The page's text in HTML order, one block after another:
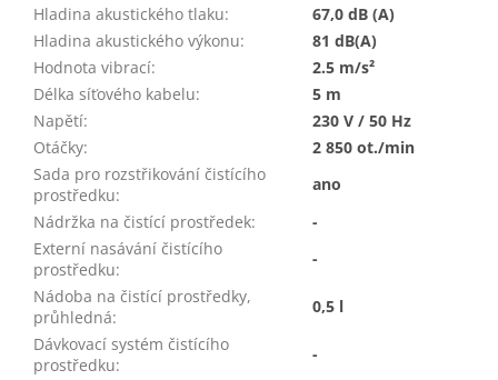
Hladina akustického tlaku:
67,0 dB (A)
Hladina akustického výkonu:
81 dB(A)
Hodnota vibrací:
2.5 m/s²
Délka síťového kabelu:
5 m
Napětí:
230 V / 50 Hz
Otáčky:
2 850 ot./min
Sada pro rozstřikování čistícího
prostředku:
ano
Nádržka na čistící prostředek:
-
Externí nasávání čistícího
prostředku:
-
Nádoba na čistící prostředky,
průhledná:
0,5 l
Dávkovací systém čistícího
prostředku:
-